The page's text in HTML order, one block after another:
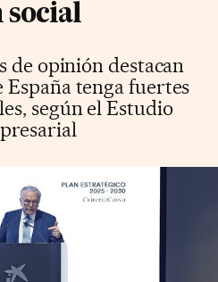
de opinión destacan
España tenga fuertes
según el Estudio